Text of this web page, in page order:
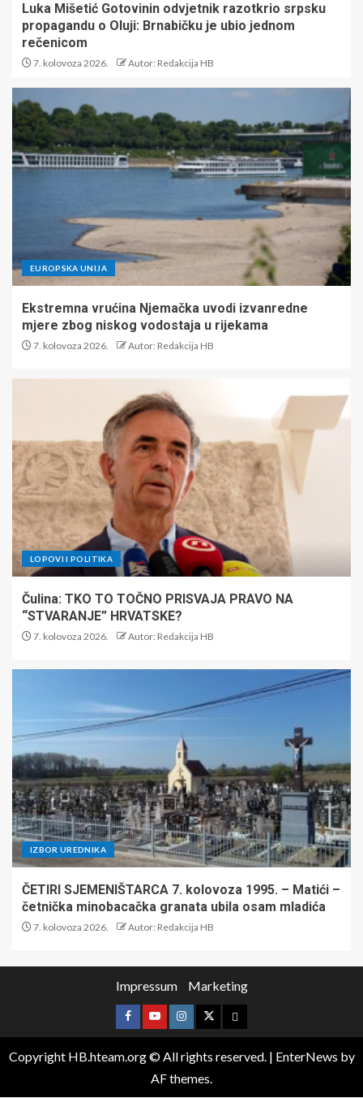
Luka Mišetić Gotovinin odvjetnik razotkrio srpsku
propagandu o Oluji: Brnabičku je ubio jednom
rečenicom
7. kolovoza 2026. Autor: Redakcija HB
EUROPSKA UNIJA
Ekstremna vrućina Njemačka uvodi izvanredne
mjere zbog niskog vodostaja u rijekama
7. kolovoza 2026. Autor: Redakcija HB
LOPOVI I POLITIKA
Čulina: TKO TO TOČNO PRISVAJA PRAVO NA
“STVARANJE” HRVATSKE?
7. kolovoza 2026. Autor: Redakcija HB
IZBOR UREDNIKA
ČETIRI SJEMENIŠTARCA 7. kolovoza 1995. – Matići –
četnička minobacačka granata ubila osam mladića
7. kolovoza 2026. Autor: Redakcija HB
Impressum Marketing
Copyright HB.hteam.org © All rights reserved. | EnterNews by
AF themes.